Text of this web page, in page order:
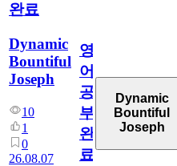
완료
Dynamic
Bountiful
Joseph
10
1
0
26.08.07
영
어
공
부
완
료
Dynamic
Bountiful
Joseph